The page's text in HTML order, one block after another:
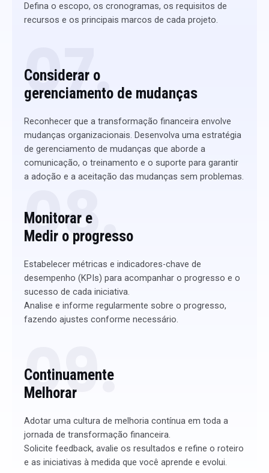
Defina o escopo, os cronogramas, os requisitos de
recursos e os principais marcos de cada projeto.
07.
Considerar o
gerenciamento de mudanças​​
Reconhecer que a transformação financeira envolve
mudanças organizacionais. Desenvolva uma estratégia
de gerenciamento de mudanças que aborde a
comunicação, o treinamento e o suporte para garantir
a adoção e a aceitação das mudanças sem problemas.
08.
Monitorar e
Medir o progresso​
Estabelecer métricas e indicadores-chave de
desempenho (KPIs) para acompanhar o progresso e o
sucesso de cada iniciativa.
Analise e informe regularmente sobre o progresso,
fazendo ajustes conforme necessário.
09.
Continuamente
Melhorar​
Adotar uma cultura de melhoria contínua em toda a
jornada de transformação financeira.
Solicite feedback, avalie os resultados e refine o roteiro
e as iniciativas à medida que você aprende e evolui.